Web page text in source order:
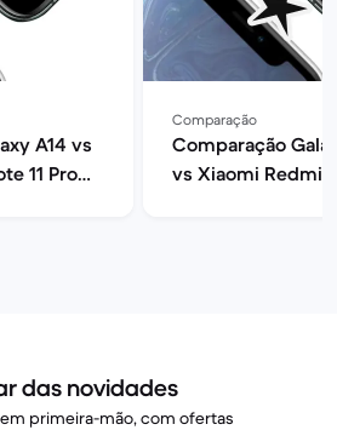
A14 vs
11 Pro
Comparação
Comparação
vs Xiaomi Redmi
das novidades
primeira-mão, com ofertas